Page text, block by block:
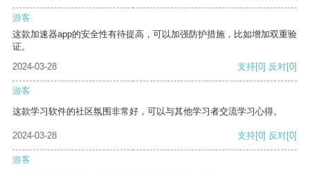
游客
这款加速器app的安全性有待提高，可以加强防护措施，比如增加双重验
证。
2024-03-28
支持[0] 反对[0]
游客
这款学习软件的社区氛围非常好，可以与其他学习者交流学习心得。
2024-03-28 支持[0] 反对[0]
游客